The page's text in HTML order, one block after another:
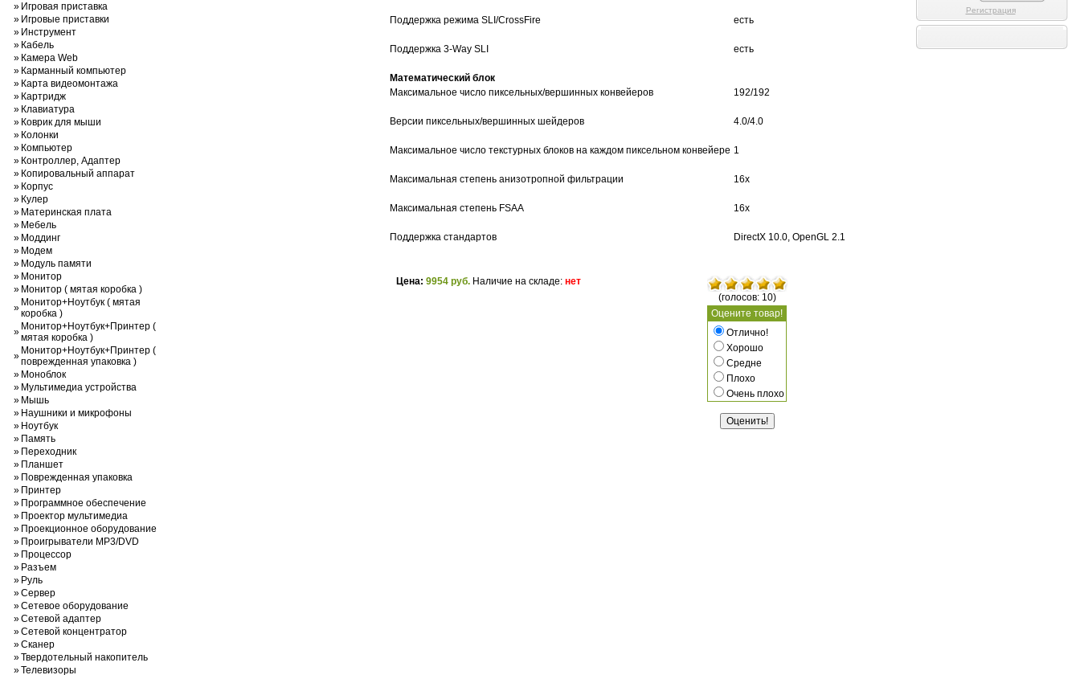
» Игровая приставка
» Игровые приставки
» Инструмент
» Кабель
» Камера Web
» Карманный компьютер
» Карта видеомонтажа
» Картридж
» Клавиатура
» Коврик для мыши
» Колонки
» Компьютер
» Контроллер, Адаптер
» Копировальный аппарат
» Корпус
» Кулер
» Материнская плата
» Мебель
» Моддинг
» Модем
» Модуль памяти
» Монитор
» Монитор ( мятая коробка )
» Монитор+Ноутбук ( мятая
коробка )
» Монитор+Ноутбук+Принтер (
мятая коробка )
» Монитор+Ноутбук+Принтер (
поврежденная упаковка )
» Моноблок
» Мультимедиа устройства
» Мышь
» Наушники и микрофоны
» Ноутбук
» Память
» Переходник
» Планшет
» Поврежденная упаковка
» Принтер
» Программное обеспечение
» Проектор мультимедиа
» Проекционное оборудование
» Проигрыватели MP3/DVD
» Процессор
» Разъем
» Руль
»Сервер
»Сетевое оборудование
»Сетевой адаптер
»Сетевой концентратор
»Сканер
»Твердотельный накопитель
»Телевизоры
Поддержка режима SLI/CrossFire есть
Поддержка 3-Way SLI есть
Математический блок
Максимальное число пиксельных/вершинных конвейеров
192/192
Версии пиксельных/вершинных шейдеров 4.0/4.0
Максимальное число текстурных блоков на каждом пиксельном конвейере 1
Максимальная степень анизотропной фильтрации 16x
Максимальная степень FSAA 16x
Поддержка стандартов DirectX 10.0, OpenGL 2.1
Цена: 9954 руб. Наличие на складе: нет
(голосов: 10)
Оцените товар!
Отлично!
Хорошо
Средне
Плохо
Очень плохо
Регистрация